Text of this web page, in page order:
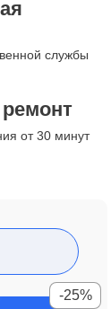
службы
от 30 минут
-25%